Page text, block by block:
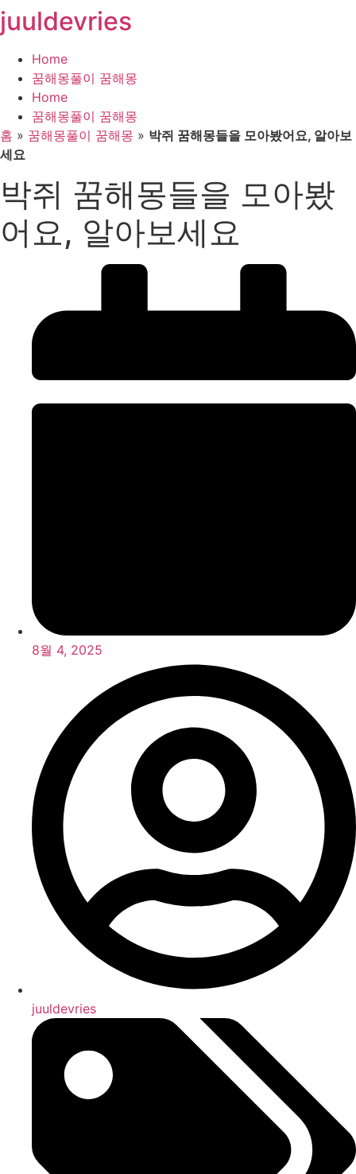
콘
텐
뛰
기
juuldevries
Home
꿈해몽풀이 꿈해몽
Home
꿈해몽풀이 꿈해몽
홈 » 꿈해몽풀이 꿈해몽 » 박쥐 꿈해몽들을 모아봤어요, 알아보
세요
박쥐 꿈해몽들을 모아봤
어요, 알아보세요
8월 4, 2025
juuldevries